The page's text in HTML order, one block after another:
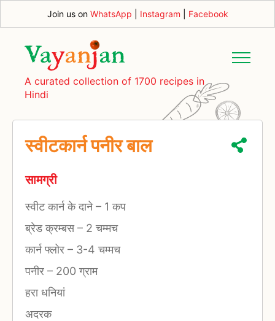
Join us on WhatsApp Instagram Facebook
A curated collection of 1700 recipes in
Hindi
स्वीटकार्न पनीर बाल
सामग्री
स्वीट कार्न के दाने– 1 कप
ब्रेड क्रम्बस– 2 चम्मच
कार्न फ्लोर – 3-4 चम्मच
पनीर – 200 ग्राम
हरा धनियां
अदरक